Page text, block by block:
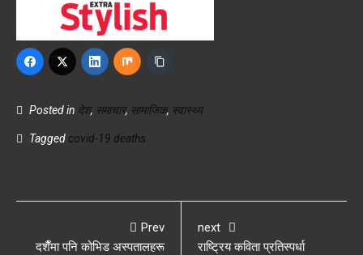
Posted in देश, समाचार, सामाजिक, स्वास्थ्य
Tagged covid-19 deaths
Prev
दशैँमा पनि कोभिड अस्पतालहरू
next
राष्ट्रिय कविता प्रतिस्पर्धा